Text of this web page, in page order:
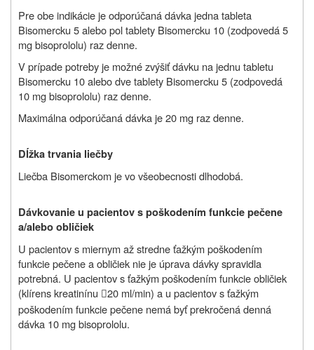
Pre obe indikácie je odporúčaná dávka jedna tableta
Bisomercku 5 alebo pol tablety Bisomercku 10 (zodpovedá 5
mg bisoprololu) raz denne.
V prípade potreby je možné zvýšiť dávku na jednu tabletu
Bisomercku 10 alebo dve tablety Bisomercku 5 (zodpovedá
10 mg bisoprololu) raz denne.
Maximálna odporúčaná dávka je 20 mg raz denne.
Dĺžka trvania liečby
Liečba Bisomerckom je vo všeobecnosti dlhodobá.
Dávkovanie u pacientov s poškodením funkcie pečene
a/alebo obličiek
U pacientov s miernym až stredne ťažkým poškodením
funkcie pečene a obličiek nie je úprava dávky spravidla
potrebná. U pacientov s ťažkým poškodením funkcie obličiek
(klírens kreatinínu 20 ml/min) a u pacientov s ťažkým
poškodením funkcie pečene nemá byť prekročená denná
dávka 10 mg bisoprololu.